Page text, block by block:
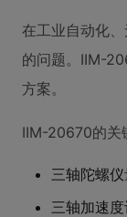
在工业自动化
的问题。IIM-
方案。
IIM-20670的关
三轴陀螺
三轴加速